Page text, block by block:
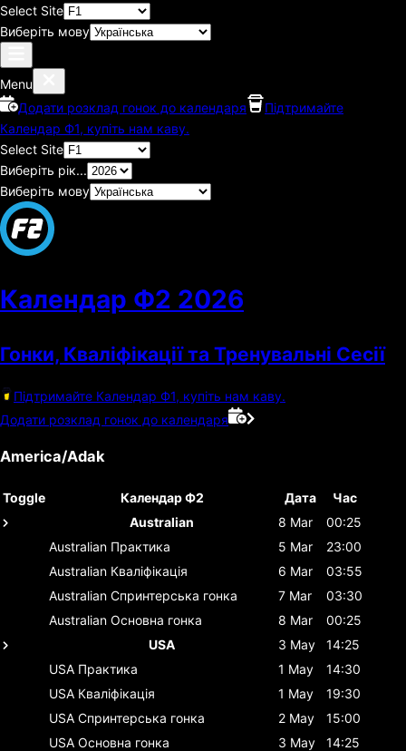
Select Site
Виберіть мову
Menu
Додати розклад гонок до календаря
Підтримайте
Календар Ф1, купіть нам каву.
Select Site
Виберіть рік...
Виберіть мову
Календар Ф2 2026
Гонки, Кваліфікації та Тренувальні Сесії
Підтримайте Календар Ф1, купіть нам каву.
Додати розклад гонок до календаря
America/Adak
Toggle Календар Ф2 Дата
Час
Australian
8 Mar
00:25
Australian Практика 5 Mar
23:00
Australian Кваліфікація 6 Mar
03:55
Australian Спринтерська гонка 7 Mar
03:30
Australian Основна гонка 8 Mar
00:25
USA
3 May
14:25
USA Практика 1 May
14:30
USA Кваліфікація 1 May
19:30
USA Спринтерська гонка 2 May
15:00
USA Основна гонка 3 May
14:25